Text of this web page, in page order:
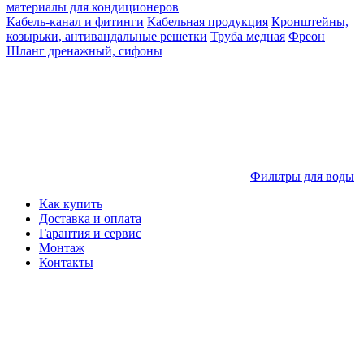
материалы для кондиционеров
Кабель-канал и фитинги Кабельная продукция Кронштейны,
козырьки, антивандальные решетки Труба медная Фреон
Шланг дренажный, сифоны
Фильтры для воды
Как купить
Доставка и оплата
Гарантия и сервис
Монтаж
Контакты